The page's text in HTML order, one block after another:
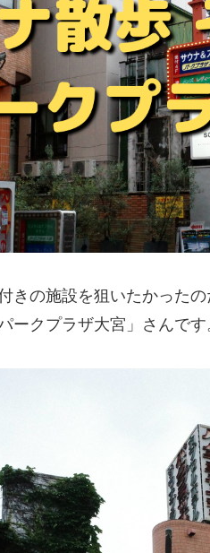
きの施設を狙いたかった
ークプラザ大宮」さんです